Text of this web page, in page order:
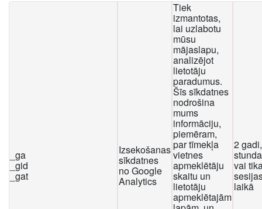
_ga
_gid
_gat
Izsekošanas
sīkdatnes
no Google
Analytics
Tiek
izmantotas,
lai uzlabotu
mūsu
mājaslapu,
analizējot
lietotāju
paradumus.
Šīs sīkdatnes
nodrošina
mums
informāciju,
piemēram,
par tīmekļa
vietnes
apmeklētāju
skaitu un
lietotāju
apmeklētajām
2
vai
laikā